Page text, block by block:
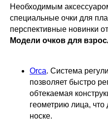
Необходимым
специальные очки для
перспективные новинки
Модели очков для
Orca. Система
позволяет быстро
обтекаемая
геометрию лица,
носке.